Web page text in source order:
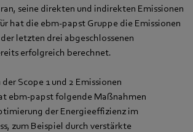
seine direkten und indirekten Emissionen
hat die ebm‑papst Gruppe die Emissionen
der letzten drei abgeschlossenen
erfolgreich berechnet.
Scope 1 und 2 Emissionen
ebm‑papst folgende Maßnahmen
der Energieeffizienz im
zum Beispiel durch verstärkte